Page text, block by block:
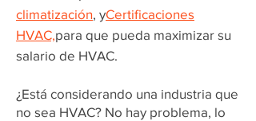
climatización, yCertificaciones
HVAC,para que pueda maximizar su
salario de HVAC.
¿Está considerando una industria que
no sea HVAC? No hay problema, lo